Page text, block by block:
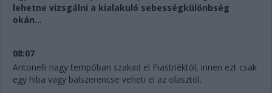
lehetne vizsgálni a kialakuló sebességkülönbség
okán...
08:07
Antonelli nagy tempóban szakad el Piastriéktól, innen ezt csak
egy hiba vagy balszerencse veheti el az olasztól.